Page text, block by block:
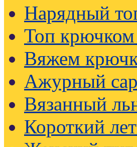
Нарядный
Топ
Вяжем
Ажурный
Вязанный
Короткий